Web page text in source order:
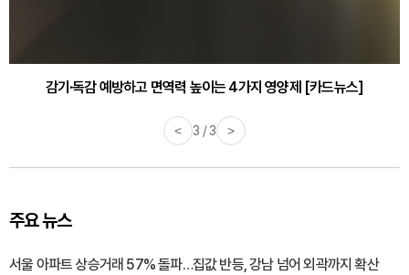
감기·독감 예방하고 면역력 높이는 4가지 영양제 [카드뉴스]
< 3 / 3 >
주요 뉴스
서울 아파트 상승거래 57% 돌파…집값 반등, 강남 넘어 외곽까지 확산